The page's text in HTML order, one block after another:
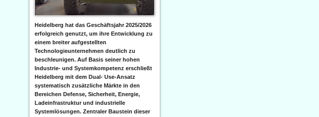
Heidelberg hat das Geschäftsjahr 2025/2026
erfolgreich genutzt, um ihre Entwicklung zu
einem breiter aufgestellten
Technologieunternehmen deutlich zu
beschleunigen. Auf Basis seiner hohen
Industrie- und Systemkompetenz erschließt
Heidelberg mit dem Dual- Use-Ansatz
systematisch zusätzliche Märkte in den
Bereichen Defense, Sicherheit, Energie,
Ladeinfrastruktur und industrielle
Systemlösungen. Zentraler Baustein dieser